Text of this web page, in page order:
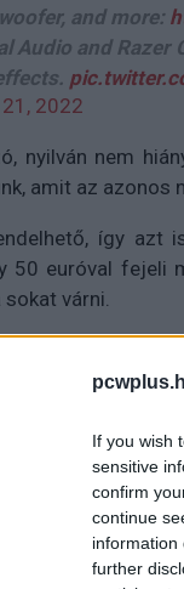
If you wish
sensitive
confirm
continue
information
further
and more:
Audio and
2022
nyilván nem
amit az
így azt
50 euróval fejeli
várni.
mozgást
tanösvény nyílt